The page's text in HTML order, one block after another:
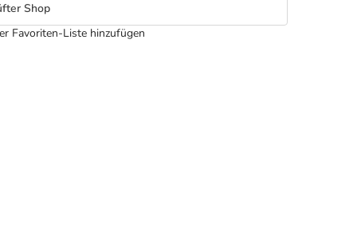
Shop
Favoriten-Liste hinzufügen